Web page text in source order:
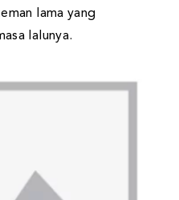
lama yang
lalunya.